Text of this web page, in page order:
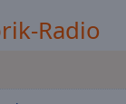
Radio